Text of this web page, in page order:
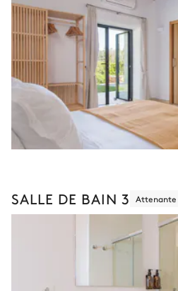
SALLE DE BAIN 3 Attenante